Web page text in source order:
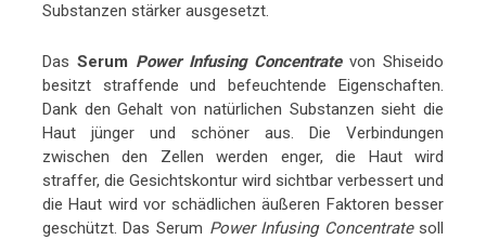
Substanzen stärker ausgesetzt.
Das Serum Power Infusing Concentratevon Shiseido
besitzt straffende und befeuchtende Eigenschaften.
Dank den Gehalt von natürlichen Substanzen sieht die
Haut jünger und schöner aus. Die Verbindungen
zwischen den Zellen werden enger, die Haut wird
straffer, die Gesichtskontur wird sichtbar verbessert und
die Haut wird vor schädlichen äußeren Faktoren besser
geschützt. Das Serum Power Infusing Concentratesoll